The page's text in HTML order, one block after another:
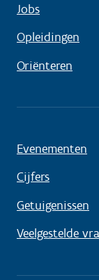
Jobs
Opleidingen
Oriënteren
Evenementen
Cijfers
Getuigenissen
Veelgestelde